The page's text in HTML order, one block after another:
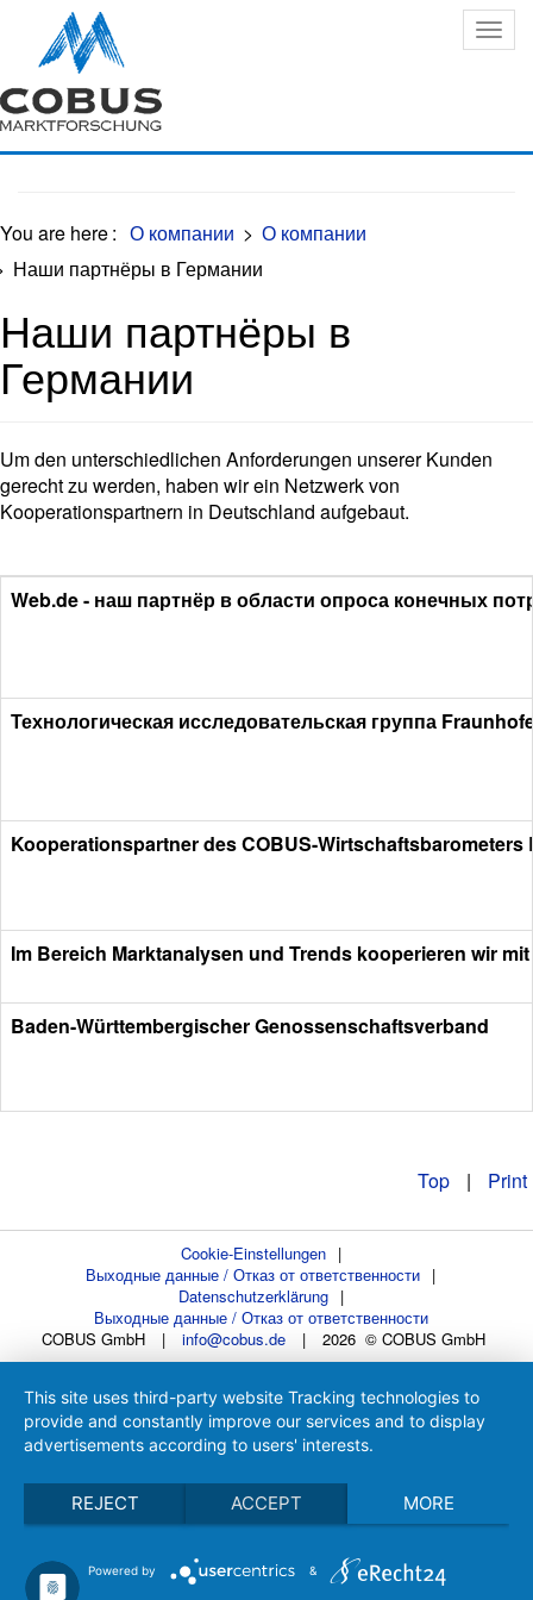
Oops, an error occurred! Code: 202608060620367dd5c80d
You are here: О компании > О компании
Наши партнёры в Германии
Наши партнёры в
Германии
Um den unterschiedlichen Anforderungen unserer Kunden
gerecht zu werden, haben wir ein Netzwerk von
Kooperationspartnern in Deutschland aufgebaut.
Web.de - наш партнёр в области опроса конечных
Технологическая исследовательская группа
Kooperationspartner des COBUS-Wirtschaftsbarometers
Im Bereich Marktanalysen und Trends kooperieren wir
Baden-Württembergischer Genossenschaftsverband
Top | Print
Cookie-Einstellungen
|
Выходные данные / Отказ от ответственности |
Datenschutzerklärung
|
Выходные данные / Отказ от ответственности
COBUS GmbH
| info@cobus.de | 2026 © COBUS GmbH
This site uses third-party website Tracking technologies to
provide and constantly improve our services and to display
advertisements according to users' interests.
REJECT ACCEPT MORE
Powered by &